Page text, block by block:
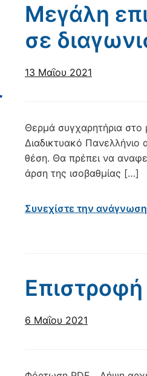
Μεγάλη
σε
13 Μαΐου 2021
Θερμά συγχαρητήρια στο
Διαδικτυακό
θέση. Θα πρέπει να
άρση της ισοβαθμίας […]
Συνεχίστε την
6 Μαΐου 2021